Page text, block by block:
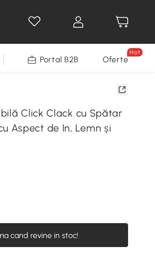
Decoratiuni Sarbatori
Portal B2B Oferte
Hot
Click Clack cu Spătar
Aspect de In, Lemn și
cand revine in stoc!